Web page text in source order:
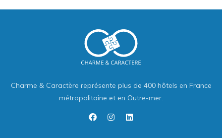
Charme & Caractère représente plus de 400 hôtels en France
métropolitaine et en Outre-mer.